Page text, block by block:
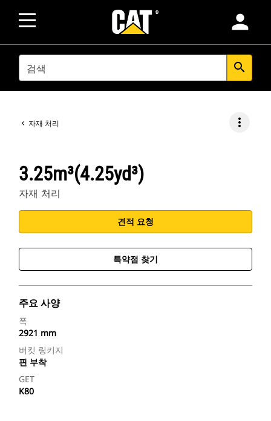
person
SEARCH search
자재 처리 more_vert
3.25m³(4.25yd³)
자재 처리
견적 요청
특약점 찾기
주요 사양
폭
2921 mm
버킷 링키지
핀 부착
GET
K80